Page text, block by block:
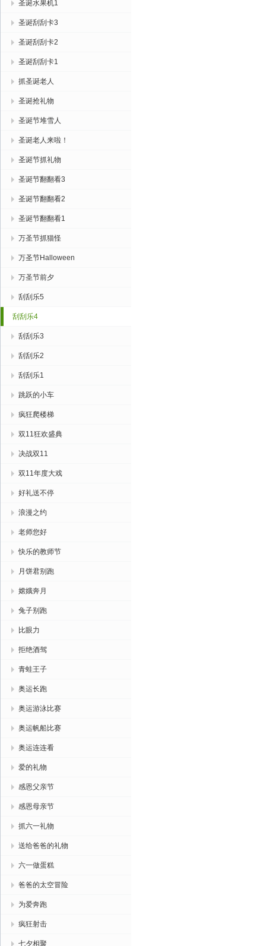
圣诞水果机1
圣诞刮刮卡3
圣诞刮刮卡2
圣诞刮刮卡1
抓圣诞老人
圣诞抢礼物
圣诞节堆雪人
圣诞老人来啦！
圣诞节抓礼物
圣诞节翻翻看3
圣诞节翻翻看2
圣诞节翻翻看1
万圣节抓猫怪
万圣节Halloween
万圣节前夕
刮刮乐5
刮刮乐4
刮刮乐3
刮刮乐2
刮刮乐1
跳跃的小车
疯狂爬楼梯
双11狂欢盛典
决战双11
双11年度大戏
好礼送不停
浪漫之约
老师您好
快乐的教师节
月饼君别跑
嫦娥奔月
兔子别跑
比眼力
拒绝酒驾
青蛙王子
奥运长跑
奥运游泳比赛
奥运帆船比赛
奥运连连看
爱的礼物
感恩父亲节
感恩母亲节
抓六一礼物
送给爸爸的礼物
六一做蛋糕
爸爸的太空冒险
为爱奔跑
疯狂射击
七夕相聚